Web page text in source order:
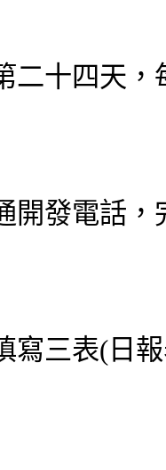
二十四天
開發電話
寫三表(日